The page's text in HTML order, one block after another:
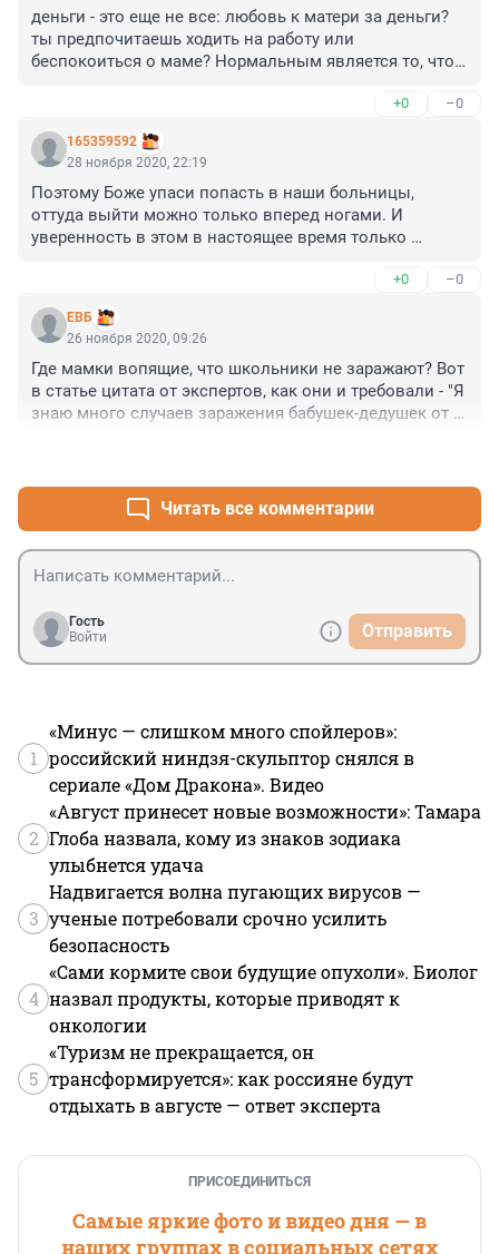
деньги - это еще не все: любовь к матери за деньги?
ты предпочитаешь ходить на работу или
беспокоиться о маме? Нормальным является то, что
это все - одна из самых больших ошибок в образе
мышления ... ужасно ... нет любви, солидарности ...
только материал ...
+0 –0
165359592
28 ноября 2020, 22:19
Поэтому Боже упаси попасть в наши больницы,
оттуда выйти можно только вперед ногами. И
уверенность в этом в настоящее время только
которые мыслят не мозгами, а алгоритмами. Ну а их
начальство в виде министерства здравоохранения,
лично меня шокирует. Если везде через....То почему в
медицине должно быть хорошо
+0 –0
ЕВБ
26 ноября 2020, 09:26
Где мамки вопящие, что школьники не заражают? Вот
в статье цитата от экспертов, как они и требовали - "Я
знаю много случаев заражения бабушек-дедушек от
Читать все комментарии
Гость
Войти
Отправить
1
«Минус — слишком много спойлеров»:
российский ниндзя-скульптор снялся в
сериале «Дом Дракона». Видео
2
«Август принесет новые возможности»: Тамара
Глоба назвала, кому из знаков зодиака
улыбнется удача
3
Надвигается волна пугающих вирусов —
ученые потребовали срочно усилить
безопасность
4
«Сами кормите свои будущие опухоли». Биолог
назвал продукты, которые приводят к
онкологии
5
«Туризм не прекращается, он
трансформируется»: как россияне будут
отдыхать в августе — ответ эксперта
ПРИСОЕДИНИТЬСЯ
Самые яркие фото и видео дня — в
наших группах в социальных сетях